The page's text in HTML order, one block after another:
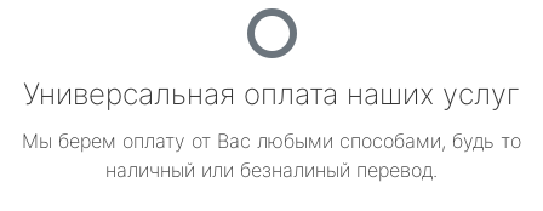
Универсальная оплата наших услуг
Мы берем оплату от Вас любыми способами, будь то
наличный или безналиный перевод.